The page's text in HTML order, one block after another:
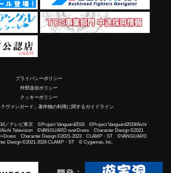
プライバシーポリシー
外部送信ポリシー
クッキーポリシー
!! ヴァンガード」著作物の利用に関するガイドライン
／テレビ東京 ©Project Vanguard2018 ©Project Vanguard2019/Aichi
Television ©VANGUARD overDress Character Design ©2021
Character Design ©2021-2023 CLAMP・ST ©VANGUARD
Design ©2021-2026 CLAMP・ST © Cygames, Inc.